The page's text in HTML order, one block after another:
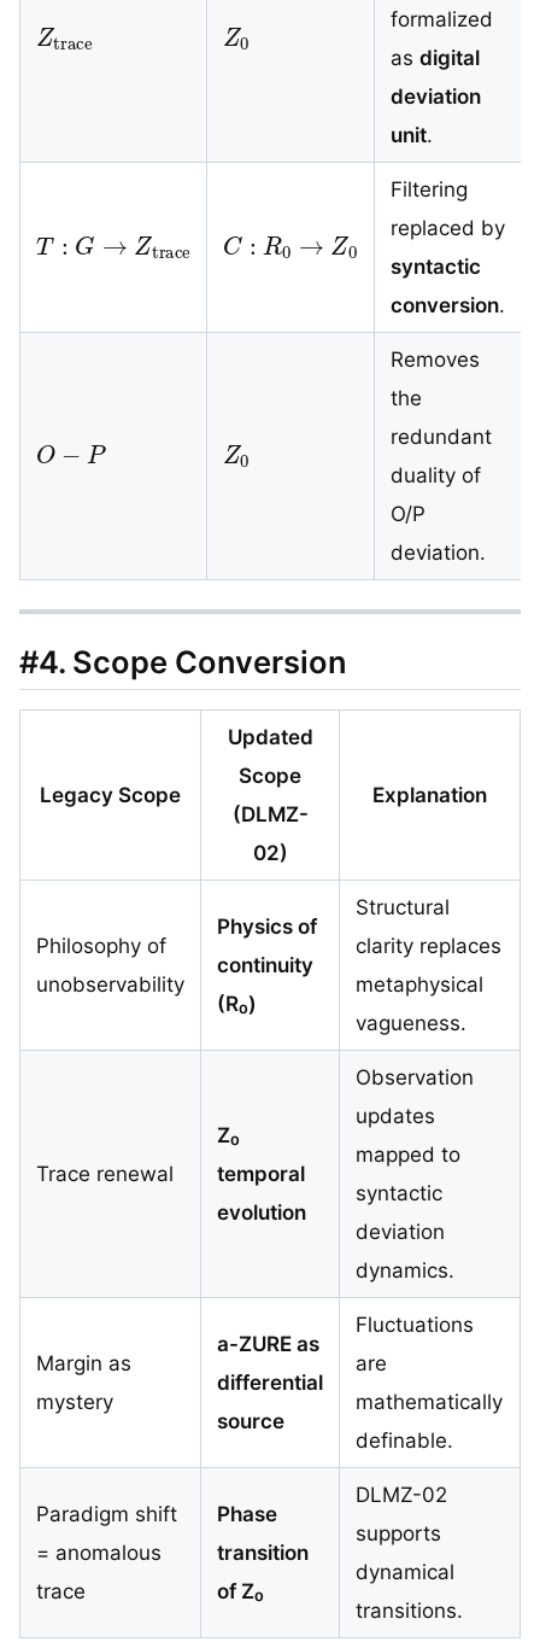
Ztrace Z0
formalized
as digital
deviation
unit.
T: → trace C 0 0
Filtering
replaced by
syntactic
conversion.
O Z0
Removes
the
redundant
duality of
O/P
deviation.
#4. Scope Conversion
Legacy Scope
Updated
Scope
(DLMZ-
02)
Explanation
Philosophy of
unobservability
Physics of
continuity
(R₀)
Structural
clarity replaces
metaphysical
vagueness.
Trace renewal
Z₀
temporal
evolution
Observation
updates
mapped to
syntactic
deviation
dynamics.
Margin as
mystery
a-ZURE as
differential
source
Fluctuations
are
mathematically
definable.
Paradigm shift
= anomalous
trace
Phase
transition
of Z₀
DLMZ-02
supports
dynamical
transitions.